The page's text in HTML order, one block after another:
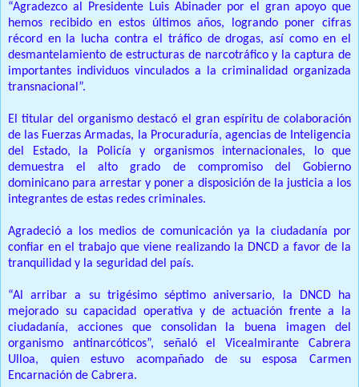
“Agradezco al Presidente Luis Abinader por el gran apoyo que
hemos recibido en estos últimos años, logrando poner cifras
récord en la lucha contra el tráfico de drogas, así como en el
desmantelamiento de estructuras de narcotráfico y la captura de
importantes individuos vinculados a la criminalidad organizada
transnacional”.
El titular del organismo destacó el gran espíritu de colaboración
de las Fuerzas Armadas, la Procuraduría, agencias de Inteligencia
del Estado, la Policía y organismos internacionales, lo que
demuestra el alto grado de compromiso del Gobierno
dominicano para arrestar y poner a disposición de la justicia a los
integrantes de estas redes criminales.
Agradeció a los medios de comunicación ya la ciudadanía por
confiar en el trabajo que viene realizando la DNCD a favor de la
tranquilidad y la seguridad del país.
“Al arribar a su trigésimo séptimo aniversario, la DNCD ha
mejorado su capacidad operativa y de actuación frente a la
ciudadanía, acciones que consolidan la buena imagen del
organismo antinarcóticos”, señaló el Vicealmirante Cabrera
Ulloa, quien estuvo acompañado de su esposa Carmen
Encarnación de Cabrera.